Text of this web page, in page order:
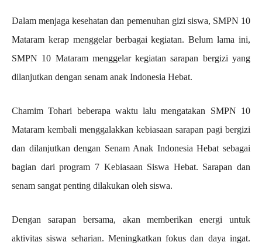
Dalam menjaga kesehatan dan pemenuhan gizi siswa, SMPN 10
Mataram kerap menggelar berbagai kegiatan. Belum lama ini,
SMPN 10 Mataram menggelar kegiatan sarapan bergizi yang
dilanjutkan dengan senam anak Indonesia Hebat.
Chamim Tohari beberapa waktu lalu mengatakan SMPN 10
Mataram kembali menggalakkan kebiasaan sarapan pagi bergizi
dan dilanjutkan dengan Senam Anak Indonesia Hebat sebagai
bagian dari program 7 Kebiasaan Siswa Hebat. Sarapan dan
senam sangat penting dilakukan oleh siswa.
Dengan sarapan bersama, akan memberikan energi untuk
aktivitas siswa seharian. Meningkatkan fokus dan daya ingat.